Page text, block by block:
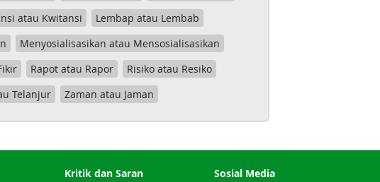
atau Kwitansi
Lembap atau Lembab
Menyosialisasikan atau Mensosialisasikan
Rapot atau Rapor
Risiko atau Resiko
Telanjur Zaman atau Jaman
Kritik dan Saran Sosial Media